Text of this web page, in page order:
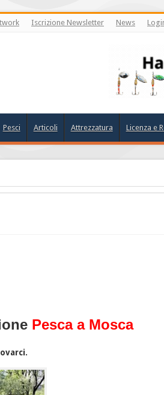
Iscrizione Newsletter News
Pesci Articoli Attrezzatura Licenza e
Pesca a Mosca